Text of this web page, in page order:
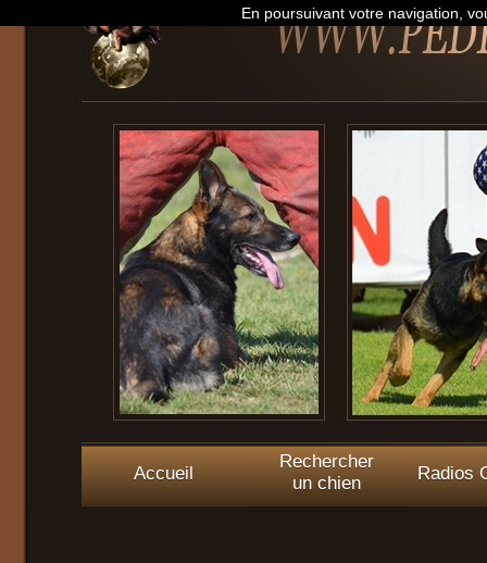
Accueil
Rechercher
un chien
Radios
En poursuivant votre navigation,